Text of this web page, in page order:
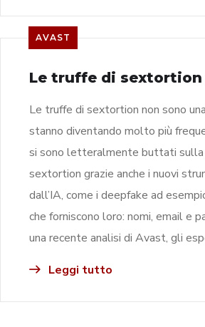
AVAST
Le truffe di sextortion
Le truffe di sextortion non sono
stanno diventando molto più
si sono letteralmente buttati sulla
sextortion grazie anche i nuovi
dall’IA, come i deepfake ad
che forniscono loro: nomi, email e
una recente analisi di Avast, gli
Leggi tutto